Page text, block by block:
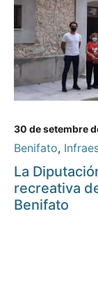
30 de setembre
Benifato,
La
recreativa
Benifato